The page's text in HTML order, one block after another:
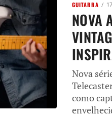
GUITARRA
NOVA
Nova
como